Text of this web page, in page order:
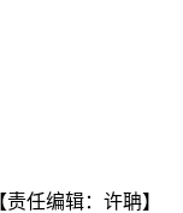
责任编辑：许聃】